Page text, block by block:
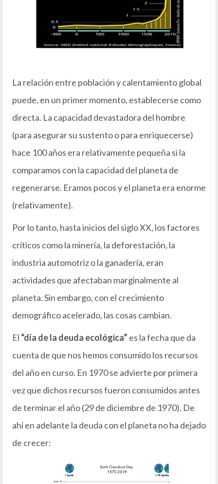
La relación entre población y calentamiento global
puede, en un primer momento, establecerse como
directa. La capacidad devastadora del hombre
(para asegurar su sustento o para enriquecerse)
hace 100 años era relativamente pequeña si la
comparamos con la capacidad del planeta de
regenerarse. Eramos pocos y el planeta era enorme
(relativamente).
Por lo tanto, hasta inicios del siglo XX, los factores
críticos como la minería, la deforestación, la
industria automotriz o la ganadería, eran
actividades que afectaban marginalmente al
planeta. Sin embargo, con el crecimiento
demográfico acelerado, las cosas cambian.
El “día de la deuda ecológica” es la fecha que da
cuenta de que nos hemos consumido los recursos
del año en curso. En 1970 se advierte por primera
vez que dichos recursos fueron consumidos antes
de terminar el año (29 de diciembre de 1970). De
ahí en adelante la deuda con el planeta no ha dejado
de crecer: